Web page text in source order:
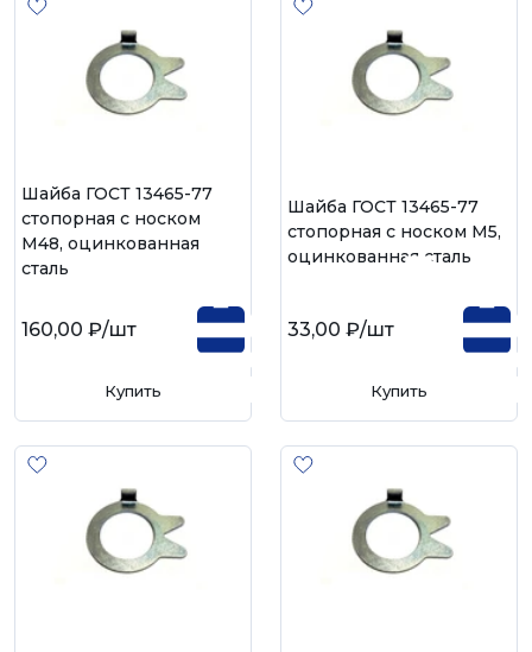
Шайба ГОСТ 13465-77
стопорная с носком
М48, оцинкованная
сталь
160,00 ₽/шт
Купить
Шайба ГОСТ 13465-77
стопорная с носком М5,
оцинкованная сталь
33,00 ₽/шт
Купить